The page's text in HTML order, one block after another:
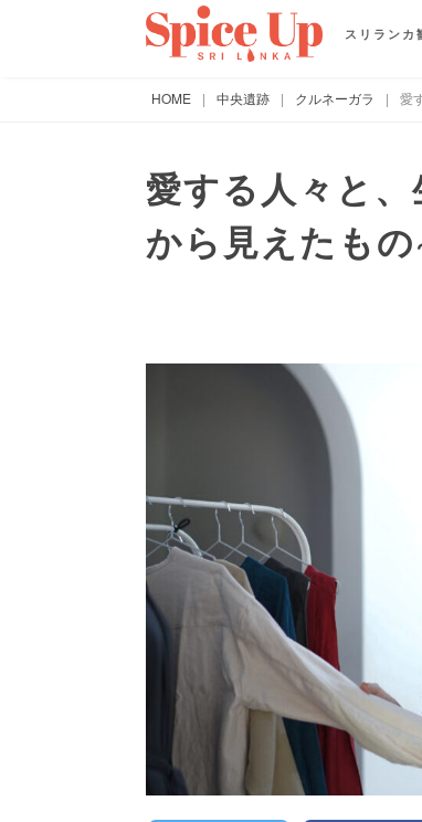
スリランカ
HOME | 中央遺跡 | クルネーガラ | 愛
愛する人々と
から見えたもの